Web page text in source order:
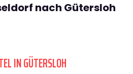
nach Gütersloh
IN GÜTERSLOH